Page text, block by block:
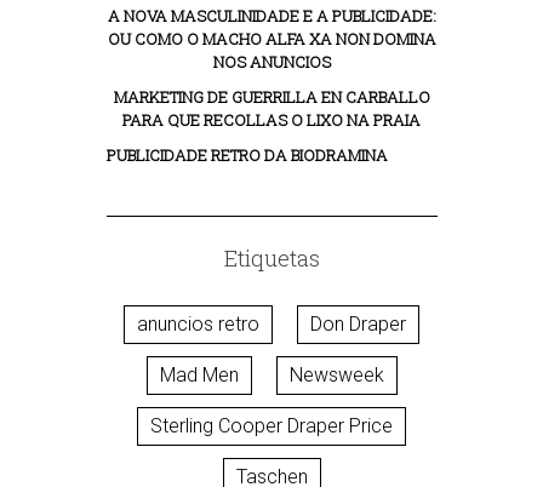
A NOVA MASCULINIDADE E A PUBLICIDADE:
OU COMO O MACHO ALFA XA NON DOMINA
NOS ANUNCIOS
MARKETING DE GUERRILLA EN CARBALLO
PARA QUE RECOLLAS O LIXO NA PRAIA
PUBLICIDADE RETRO DA BIODRAMINA
Etiquetas
anuncios retro Don Draper
Mad Men Newsweek
Sterling Cooper Draper Price
Taschen